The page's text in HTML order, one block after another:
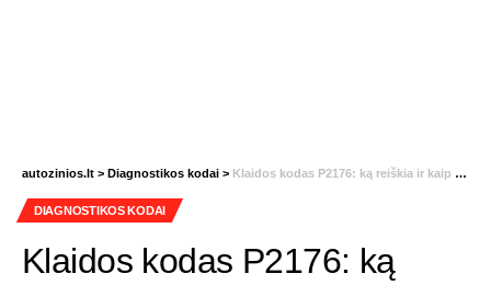
autozinios.lt > Diagnostikos kodai > Klaidos kodas P2176: ką reiškia ir kaip sutvarkyti?
DIAGNOSTIKOS KODAI
Klaidos kodas P2176: ką